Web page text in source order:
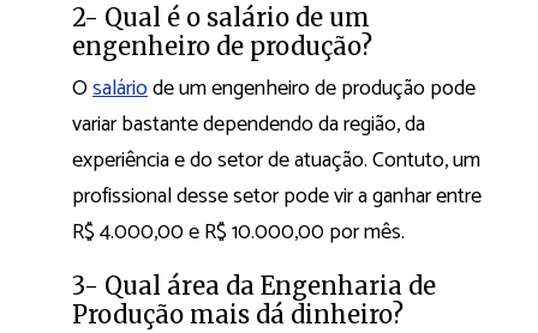
2- Qual é o salário de um
engenheiro de produção?
Osaláriode um engenheiro de produção pode
variar bastante dependendo da região, da
experiência e do setor de atuação. Contuto, um
profissional desse setor pode vir a ganhar entre
R$ 4.000,00 e R$ 10.000,00 por mês.
3- Qual área da Engenharia de
Produção mais dá dinheiro?